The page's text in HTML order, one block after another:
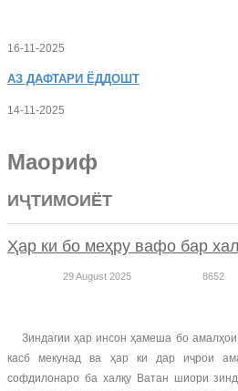
16-11-2025
АЗ ДАФТАРИ ЁДДОШТ
14-11-2025
Маориф
ИҶТИМОИЁТ
Ҳар ки бо меҳру вафо бар
29 August 2025 8652
Зиндагии ҳар инсон ҳамеша бо амалҳои
касб мекунад ва ҳар ки дар иҷрои
софдилонаро ба халқу Ватан шиори